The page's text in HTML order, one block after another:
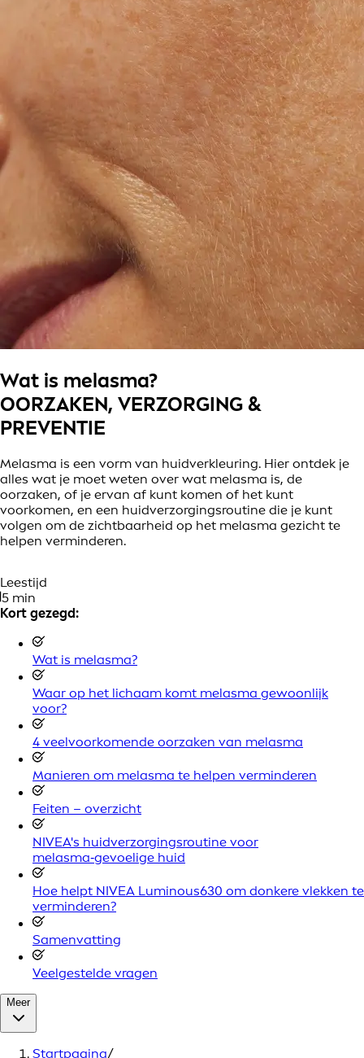
Wat is melasma?
OORZAKEN, VERZORGING &
PREVENTIE
Melasma is een vorm van huidverkleuring. Hier ontdek je
alles wat je moet weten over wat melasma is, de
oorzaken, of je ervan af kunt komen of het kunt
voorkomen, en een huidverzorgingsroutine die je kunt
volgen om de zichtbaarheid op het melasma gezicht te
helpen verminderen.
Leestijd
5 min
Kort gezegd:
Wat is melasma?
Waar op het lichaam komt melasma gewoonlijk
voor?
4 veelvoorkomende oorzaken van melasma
Manieren om melasma te helpen verminderen
Feiten – overzicht
NIVEA's huidverzorgingsroutine voor
melasma‑gevoelige huid
Hoe helpt NIVEA Luminous630 om donkere vlekken te
verminderen?
Samenvatting
Veelgestelde vragen
Meer
Startpagina/